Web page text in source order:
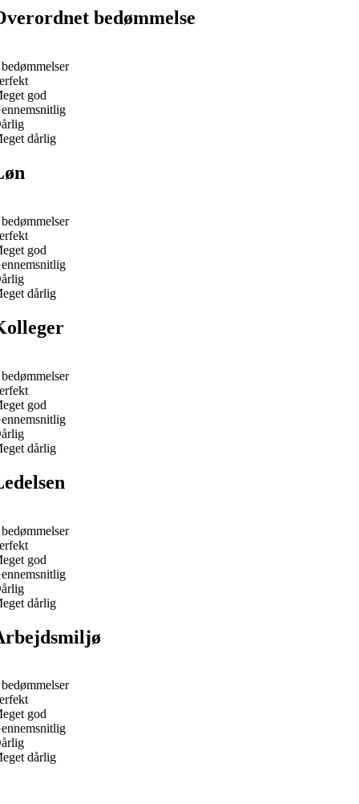
bedømmelse
god
dårlig
god
dårlig
god
dårlig
god
dårlig
god
dårlig